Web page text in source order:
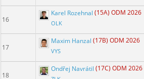
16
Karel Rozehnal (15A) ODM 2026
OLK
17
Maxim Hanzal (17B) ODM 2026
VYS
18
Ondřej Navrátil (17C) ODM 2026